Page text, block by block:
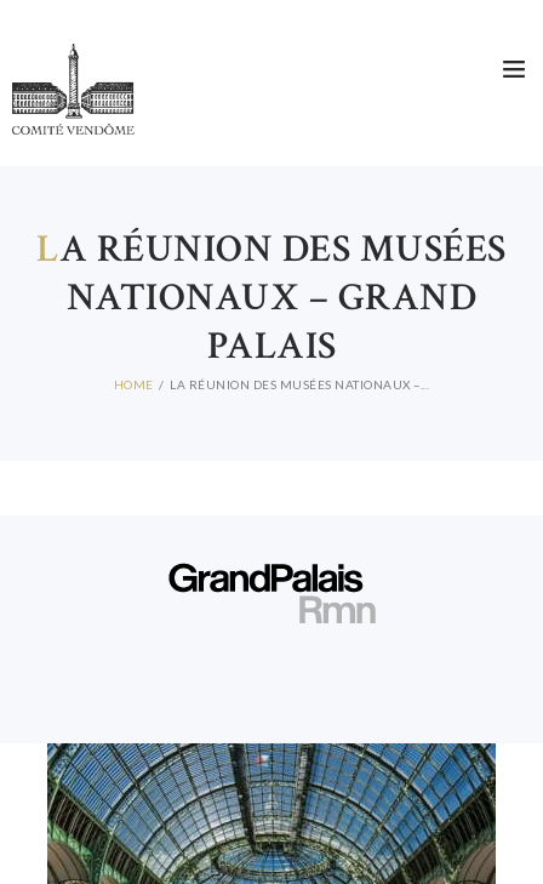
LA RÉUNION DES MUSÉES
NATIONAUX – GRAND
PALAIS
HOME LA RÉUNION DES MUSÉES NATIONAUX –...